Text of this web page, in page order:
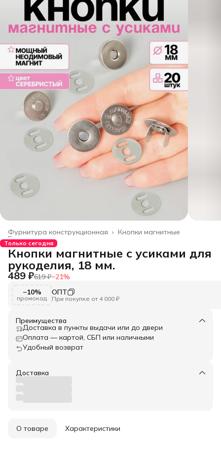
Кнопки магнитные
Фурнитура конструкционная ›
Главная ›
Только сегодня
Кнопки магнитные с усиками для
рукоделия, 18 мм.
489 ₽619 ₽−21%
−10%
промокод
ОПТ
При покупке от 4 000 ₽
Преимущества
Доставка в пункты выдачи или до двери
Оплата — картой, СБП или наличными
Удобный возврат
Доставка
О товаре Характеристики